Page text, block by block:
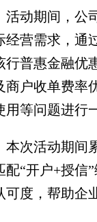
期间，公司
经营需求，通
行普惠金融优
商户收单费率
用等问题进行
活动期间累
配“开户+授信
可度，帮助企